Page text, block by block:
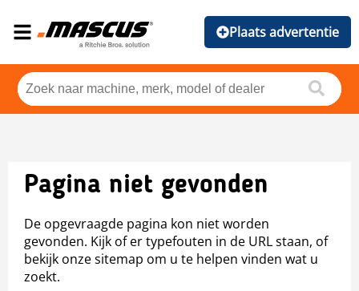
Plaats advertentie
Pagina niet gevonden
De opgevraagde pagina kon niet worden
gevonden. Kijk of er typefouten in de URL staan, of
bekijk onze sitemap om u te helpen vinden wat u
zoekt.